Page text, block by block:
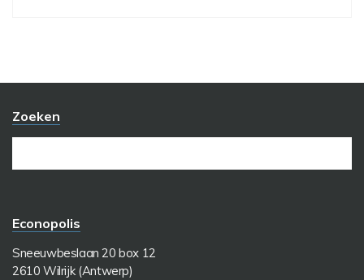
Zoeken
Econopolis
Sneeuwbeslaan 20 box 12
2610 Wilrijk (Antwerp)